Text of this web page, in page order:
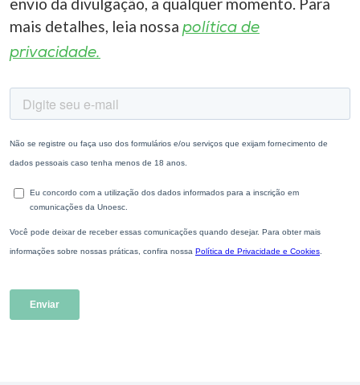
mais detalhes, leia nossa política de
privacidade.